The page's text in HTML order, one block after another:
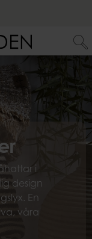
i
design
En
våra